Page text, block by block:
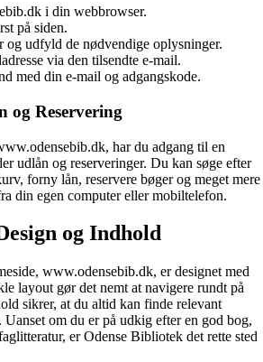
i din webbrowser.
på siden.
udfyld de nødvendige oplysninger.
via den tilsendte e-mail.
med din e-mail og adgangskode.
og Reservering
har du adgang til en
udlån og reserveringer. Du kan søge efter
forny lån, reservere bøger og meget mere
din egen computer eller mobiltelefon.
og Indhold
www.odensebib.dk, er designet med
layout gør det nemt at navigere rundt på
sikrer, at du altid kan finde relevant
om du er på udkig efter en god bog,
er Odense Bibliotek det rette sted